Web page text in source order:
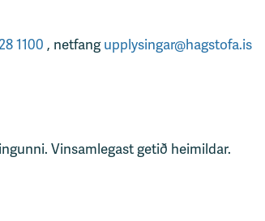
1100 , netfangupplysingar@hagstofa.is
Vinsamlegast getið heimildar.